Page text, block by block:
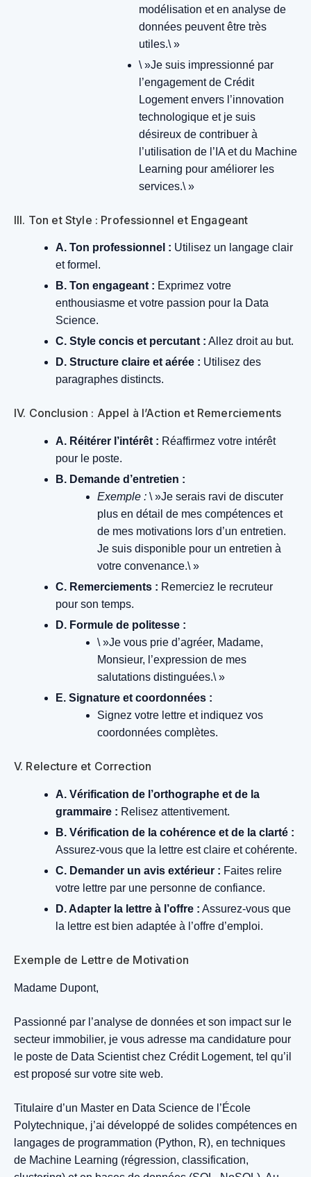
modélisation et en analyse de
données peuvent être très
utiles.\ »
\ »Je suis impressionné par
l’engagement de Crédit
Logement envers l’innovation
technologique et je suis
désireux de contribuer à
l’utilisation de l’IA et du Machine
Learning pour améliorer les
services.\ »
III. Ton et Style : Professionnel et Engageant
A. Ton professionnel : Utilisez un langage clair
et formel.
B. Ton engageant : Exprimez votre
enthousiasme et votre passion pour la Data
Science.
C. Style concis et percutant : Allez droit au but.
D. Structure claire et aérée : Utilisez des
paragraphes distincts.
IV. Conclusion : Appel à l’Action et Remerciements
A. Réitérer l’intérêt : Réaffirmez votre intérêt
pour le poste.
B. Demande d’entretien :
Exemple : \ »Je serais ravi de discuter
plus en détail de mes compétences et
de mes motivations lors d’un entretien.
Je suis disponible pour un entretien à
votre convenance.\ »
C. Remerciements : Remerciez le recruteur
pour son temps.
D. Formule de politesse :
\ »Je vous prie d’agréer, Madame,
Monsieur, l’expression de mes
salutations distinguées.\ »
E. Signature et coordonnées :
Signez votre lettre et indiquez vos
coordonnées complètes.
V. Relecture et Correction
A. Vérification de l’orthographe et de la
grammaire : Relisez attentivement.
B. Vérification de la cohérence et de la clarté :
Assurez-vous que la lettre est claire et cohérente.
C. Demander un avis extérieur : Faites relire
votre lettre par une personne de confiance.
D. Adapter la lettre à l’offre : Assurez-vous que
la lettre est bien adaptée à l’offre d’emploi.
Exemple de Lettre de Motivation
Madame Dupont,
Passionné par l’analyse de données et son impact sur le
secteur immobilier, je vous adresse ma candidature pour
le poste de Data Scientist chez Crédit Logement, tel qu’il
est proposé sur votre site web.
Titulaire d’un Master en Data Science de l’École
Polytechnique, j’ai développé de solides compétences en
langages de programmation (Python, R), en techniques
de Machine Learning (régression, classification,